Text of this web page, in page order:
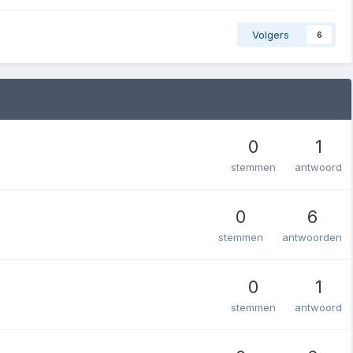
Volgers 6
0
stemmen
1
antwoord
0
stemmen
6
antwoorden
0
stemmen
1
antwoord